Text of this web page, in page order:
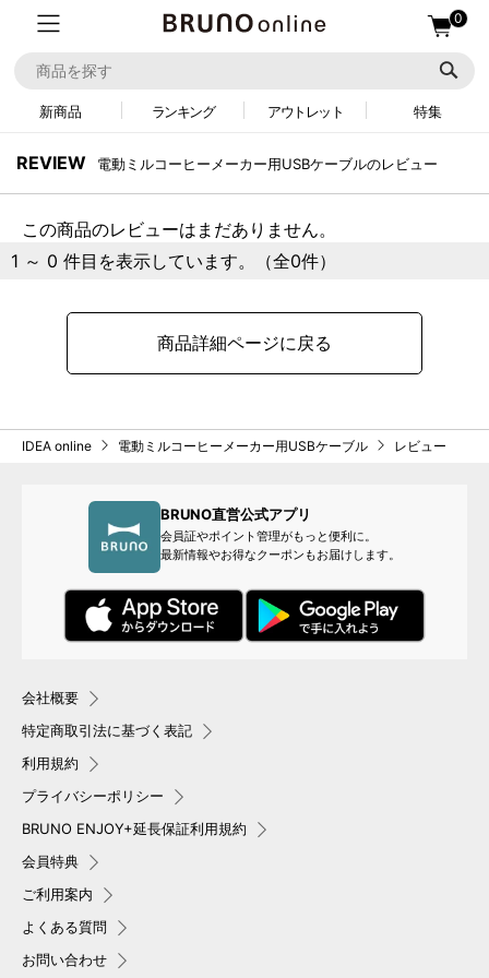
0
新商品 ランキング アウトレット 特集
REVIEW 電動ミルコーヒーメーカー用USBケーブルのレビュー
この商品のレビューはまだありません。
1 ～ 0 件目を表示しています。（全0件）
商品詳細ページに戻る
IDEA online 電動ミルコーヒーメーカー用USBケーブル レビュー
BRUNO直営公式アプリ
会員証やポイント管理がもっと便利に。
最新情報やお得なクーポンもお届けします。
会社概要
特定商取引法に基づく表記
利用規約
プライバシーポリシー
BRUNO ENJOY+延長保証利用規約
会員特典
ご利用案内
よくある質問
お問い合わせ